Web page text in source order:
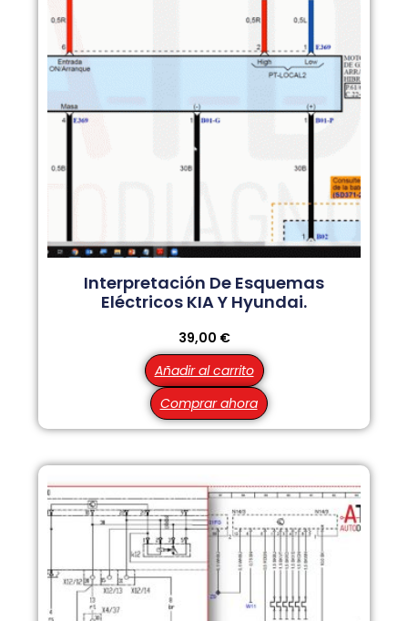
Interpretación De Esquemas
Eléctricos KIA Y Hyundai.
39,00 €
Añadir al carrito
Comprar ahora